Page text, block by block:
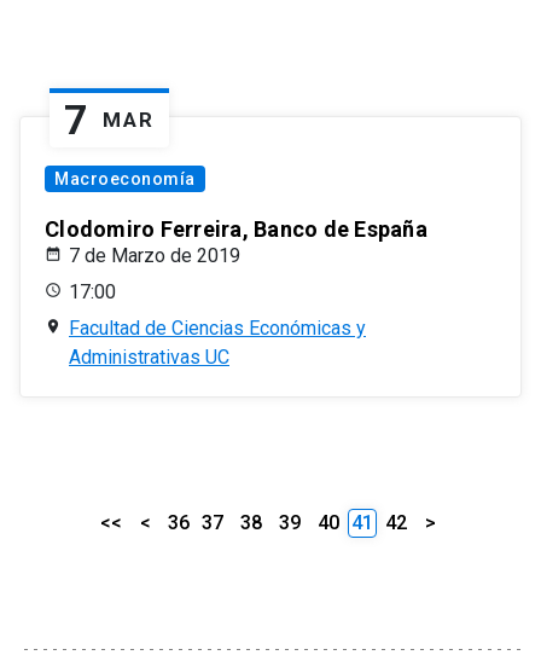
7 MAR
Macroeconomía
Clodomiro Ferreira, Banco de España
7 de Marzo de 2019
17:00
Facultad de Ciencias Económicas y
Administrativas UC
<< < 36 37 38 39 40 41 42 >